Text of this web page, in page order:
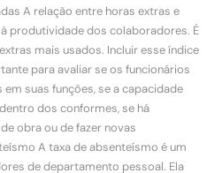
A relação entre horas extras e
produtividade dos colaboradores. É
mais usados. Incluir esse índice
para avaliar se os funcionários
suas funções, se a capacidade
dos conformes, se há
obra ou de fazer novas
A taxa de absenteísmo é um
de departamento pessoal. Ela